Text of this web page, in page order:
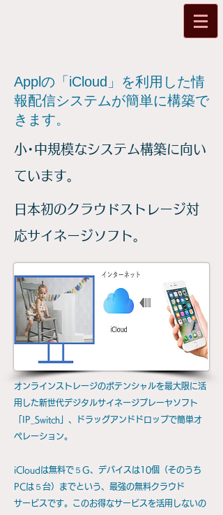
Applの「iCloud」を利用した情
報配信システムが簡単に構築で
きます。
小･中規模なシステム構築に向い
ています。
日本初のクラウドストレージ対
応サイネージソフト。
オンラインストレージのポテンシャルを最大限に活
用した新世代デジタルサイネージプレーヤソフト
「IP_Switch」、ドラッグアンドドロップで簡単オ
ペレーション。
iCloudは無料で５G、デバイスは10個（そのうち
PCは５台）までという、最強の無料クラウド
​サービスです。このお得なサービスを活用しないの